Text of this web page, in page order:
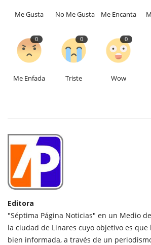
Me Gusta No Me Gusta Me Encanta
0
Me Enfada
0
Triste
0
Wow
Editora
"Séptima Página Noticias" en un Medio
la ciudad de Linares cuyo objetivo es
bien informada, a través de un